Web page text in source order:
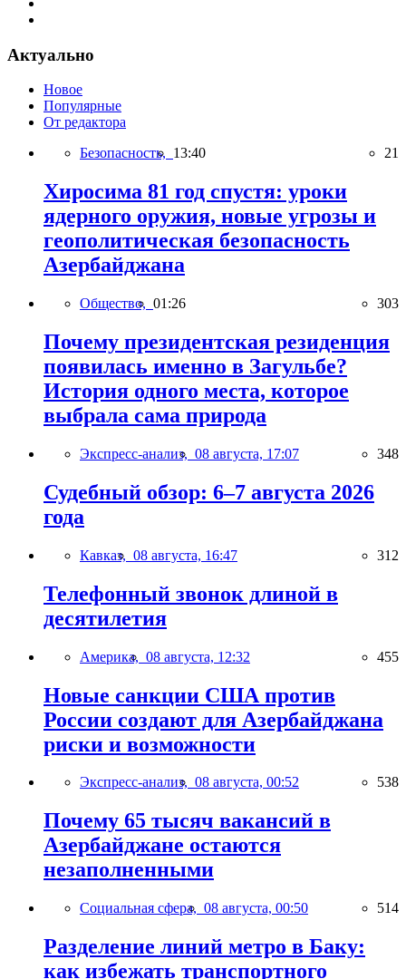
Актуально
Новое
Популярные
От редактора
Безопасность, 13:40 21
Хиросима 81 год спустя: уроки
ядерного оружия, новые угрозы и
геополитическая безопасность
Азербайджана
Общество, 01:26 303
Почему президентская резиденция
появилась именно в Загульбе?
История одного места, которое
выбрала сама природа
Экспресс-анализ, 08 августа, 17:07 348
Судебный обзор: 6–7 августа 2026
года
Кавказ, 08 августа, 16:47 312
Телефонный звонок длиной в
десятилетия
Америка, 08 августа, 12:32 455
Новые санкции США против
России создают для Азербайджана
риски и возможности
Экспресс-анализ, 08 августа, 00:52 538
Почему 65 тысяч вакансий в
Азербайджане остаются
незаполненными
Социальная сфера, 08 августа, 00:50 514
Разделение линий метро в Баку:
как избежать транспортного